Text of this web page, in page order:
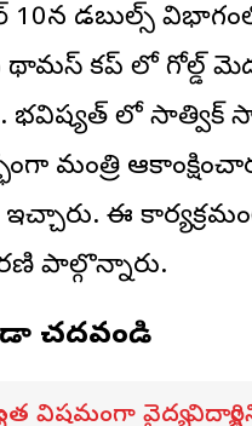
10న డబుల్స్
కప్ లో గోల్డ్
భవిష్యత్ లో
మంత్రి
ఈ
పాల్గొన్నారు.
చదవండి
విషమంగా వైద్య